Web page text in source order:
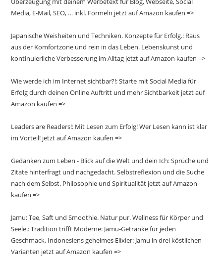
Media, E-Mail, SEO, … inkl. Formeln jetzt auf Amazon kaufen =>
Japanische Weisheiten und Techniken. Konzepte für Erfolg.: Raus
aus der Komfortzone und rein in das Leben. Lebenskunst und
kontinuierliche Verbesserung im Alltag jetzt auf Amazon kaufen =>
Wie werde ich im Internet sichtbar?!: Starte mit Social Media für
Erfolg durch deinen Online Auftritt und mehr Sichtbarkeit jetzt auf
Amazon kaufen =>
Leaders are Readers!: Mit Lesen zum Erfolg! Wer Lesen kann ist klar
im Vorteil! jetzt auf Amazon kaufen =>
Gedanken zum Leben - Blick auf die Welt und dein Ich: Sprüche und
Zitate hinterfragt und nachgedacht. Selbstreflexion und die Suche
nach dem Selbst. Philosophie und Spiritualität jetzt auf Amazon
kaufen =>
Jamu: Tee, Saft und Smoothie. Natur pur. Wellness für Körper und
Seele.: Tradition trifft Moderne: Jamu-Getränke für jeden
Geschmack. Indonesiens geheimes Elixier: Jamu in drei köstlichen
Varianten jetzt auf Amazon kaufen =>